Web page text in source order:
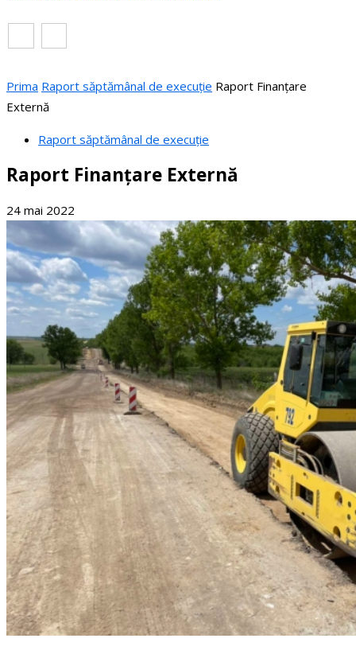
Prima Raport săptămânal de execuție Raport Finanțare
Externă
Raport săptămânal de execuție
Raport Finanțare Externă
24 mai 2022